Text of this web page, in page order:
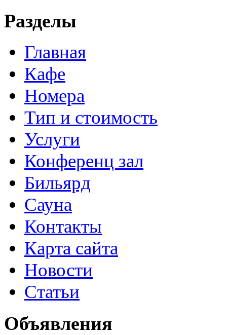
Разделы
Главная
Кафе
Номера
Тип и стоимость
Услуги
Конференц зал
Бильярд
Сауна
Контакты
Карта сайта
Новости
Статьи
Объявления